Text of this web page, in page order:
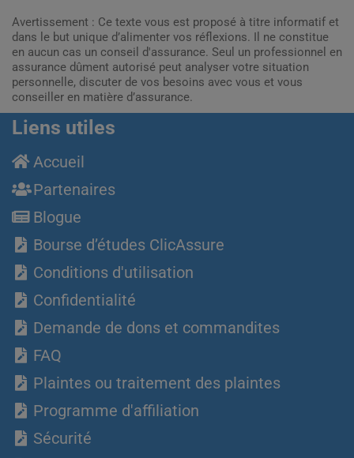
Avertissement : Ce texte vous est proposé à titre informatif et
dans le but unique d’alimenter vos réflexions. Il ne constitue
en aucun cas un conseil d'assurance. Seul un professionnel en
assurance dûment autorisé peut analyser votre situation
personnelle, discuter de vos besoins avec vous et vous
conseiller en matière d’assurance.
Liens utiles
Accueil
Partenaires
Blogue
Bourse d’études ClicAssure
Conditions d'utilisation
Confidentialité
Demande de dons et commandites
FAQ
Plaintes ou traitement des plaintes
Programme d'affiliation
Sécurité